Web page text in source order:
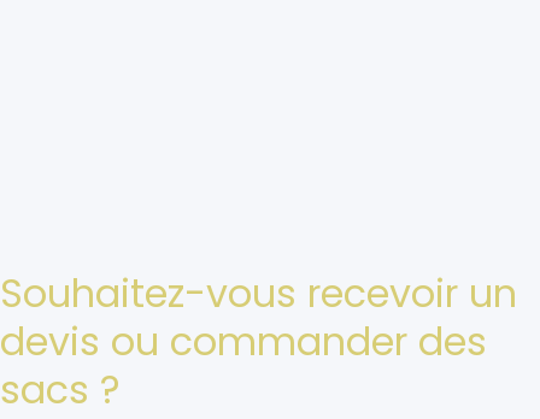
Souhaitez-vous recevoir un
devis ou commander des
sacs ?